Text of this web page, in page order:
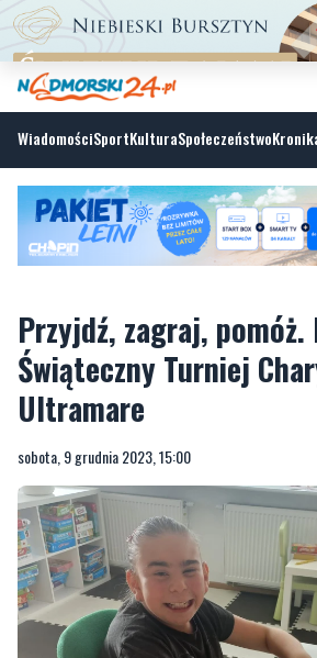
WiadomościSportKulturaSpołeczeństwo
Przyjdź, zagraj, pomóż.
Świąteczny Turniej
Ultramare
sobota, 9 grudnia 2023, 15:00